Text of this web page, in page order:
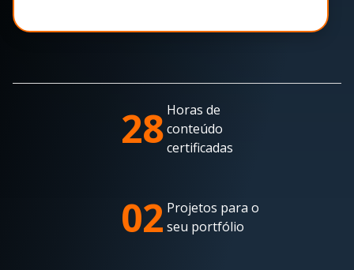
28 Horas de
conteúdo
certificadas
02 Projetos para o
seu portfólio